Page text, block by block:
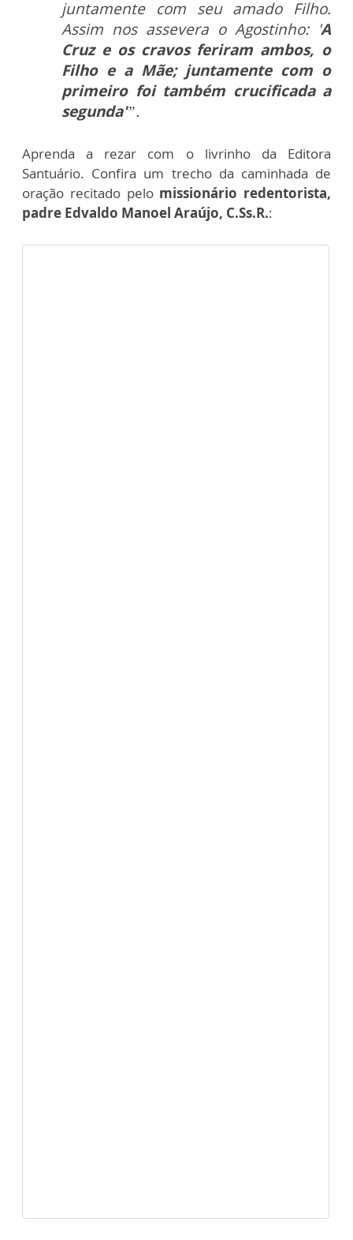
juntamente com seu amado Filho.
Assim nos assevera o Agostinho: ' A
Cruz e os cravos feriram ambos, o
Filho e a Mãe; juntamente com o
primeiro foi também crucificada a
segunda'”.
Aprenda a rezar com o livrinho da Editora
Santuário. Confira um trecho da caminhada de
oração recitado pelo missionário redentorista,
padre Edvaldo Manoel Araújo, C.Ss.R.: